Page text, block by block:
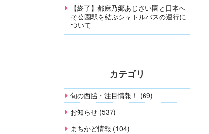
【終了】都麻乃郷あじさい園と日本へ
そ公園駅を結ぶシャトルバスの運行に
ついて
カテゴリ
旬の西脇・注目情報！ (69)
お知らせ (537)
まちかど情報 (104)